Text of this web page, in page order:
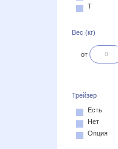
T
Вес (кг)
от
Трейзер
Есть
Нет
Опция